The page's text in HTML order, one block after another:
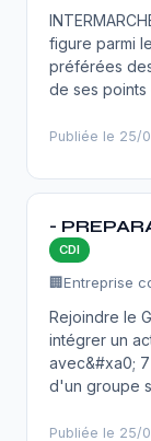
figure parmi
préférées
de ses
Publiée le 25/
-
CDI
🏢Entreprise
Rejoindre le
intégrer un
avec&#xa0;
d'un groupe
Publiée le 25/